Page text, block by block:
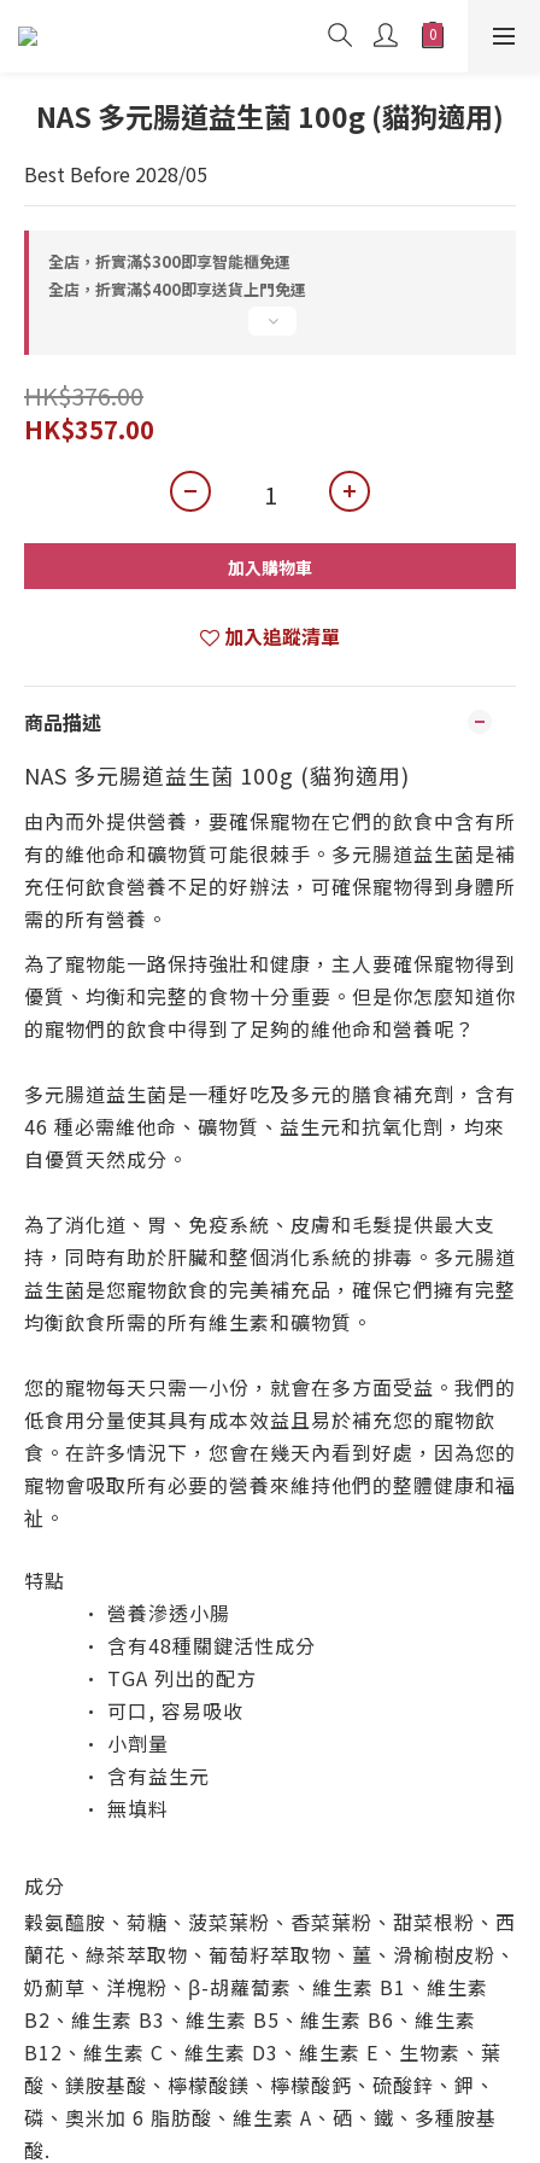
NAS 多元腸道益生菌 100g (貓狗適用)
Best Before 2028/05
全店，折實滿$300即享智能櫃免運
全店，折實滿$400即享送貨上門免運
HK$376.00
HK$357.00
加入購物車
加入追蹤清單
商品描述
NAS 多元腸道益生菌 100g (貓狗適用)
由內而外提供營養，要確保寵物在它們的飲食中含有所
有的維他命和礦物質可能很棘手。多元腸道益生菌是補
充任何飲食營養不足的好辦法，可確保寵物得到身體所
需的所有營養。
為了寵物能一路保持強壯和健康，主人要確保寵物得到
優質、均衡和完整的食物十分重要。但是你怎麼知道你
的寵物們的飲食中得到了足夠的維他命和營養呢？
多元腸道益生菌是一種好吃及多元的膳食補充劑，含有
46 種必需維他命、礦物質、益生元和抗氧化劑，均來
自優質天然成分。
為了消化道、胃、免疫系統、皮膚和毛髮提供最大支
持，同時有助於肝臟和整個消化系統的排毒。多元腸道
益生菌是您寵物飲食的完美補充品，確保它們擁有完整
均衡飲食所需的所有維生素和礦物質。
您的寵物每天只需一小份，就會在多方面受益。我們的
低食用分量使其具有成本效益且易於補充您的寵物飲
食。在許多情況下，您會在幾天內看到好處，因為您的
寵物會吸取所有必要的營養來維持他們的整體健康和福
祉。
特點
· 營養滲透小腸
· 含有48種關鍵活性成分
· TGA 列出的配方
· 可口, 容易吸收
· 小劑量
· 含有益生元
· 無填料
成分
穀氨醯胺、菊糖、菠菜葉粉、香菜葉粉、甜菜根粉、西
蘭花、綠茶萃取物、葡萄籽萃取物、薑、滑榆樹皮粉、
奶薊草、洋槐粉、β-胡蘿蔔素、維生素 B1、維生素
B2、維生素 B3、維生素 B5、維生素 B6、維生素
B12、維生素 C、維生素 D3、維生素 E、生物素、葉
酸、鎂胺基酸、檸檬酸鎂、檸檬酸鈣、硫酸鋅、鉀、
磷、奧米加 6 脂肪酸、維生素 A、硒、鐵、多種胺基
酸.